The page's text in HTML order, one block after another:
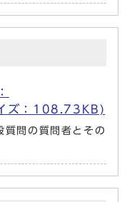
ズ：108.73KB)
質問の質問者とその